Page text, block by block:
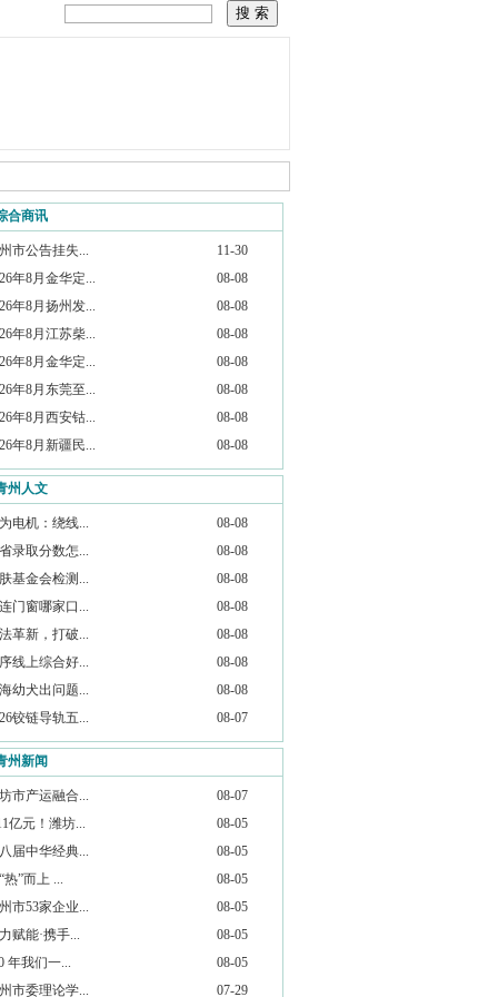
合商讯
市公告挂失...
11-30
年8月金华定...
08-08
年8月扬州发...
08-08
年8月江苏柴...
08-08
年8月金华定...
08-08
年8月东莞至...
08-08
年8月西安钴...
08-08
年8月新疆民...
08-08
州人文
电机：绕线...
08-08
录取分数怎...
08-08
基金会检测...
08-08
门窗哪家口...
08-08
革新，打破...
08-08
线上综合好...
08-08
幼犬出问题...
08-08
铰链导轨五...
08-07
州新闻
市产运融合...
08-07
亿元！潍坊...
08-05
届中华经典...
08-05
热”而上 ...
08-05
市53家企业...
08-05
赋能·携手...
08-05
年我们一...
08-05
市委理论学...
07-29